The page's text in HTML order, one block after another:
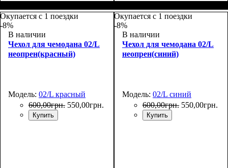
Окупается с 1 поездки
-8%
В наличии
Чехол для чемодана 02/L
неопрен(красный)
Модель: 02/L красный
600,00грн. 550,00грн.
Купить
Окупается с 1 поездки
-8%
В наличии
Чехол для чемодана 02/L
неопрен(синий)
Модель: 02/L синий
600,00грн. 550,00грн.
Купить